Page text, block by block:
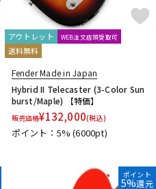
アウトレット WEB注文店頭受取可
送料無料
Fender Made in Japan
Hybrid II Telecaster (3-Color Sun
burst/Maple) 【特価】
販売価格¥132,000(税込)
ポイント：5%(6000pt)
ポイント
5%還元